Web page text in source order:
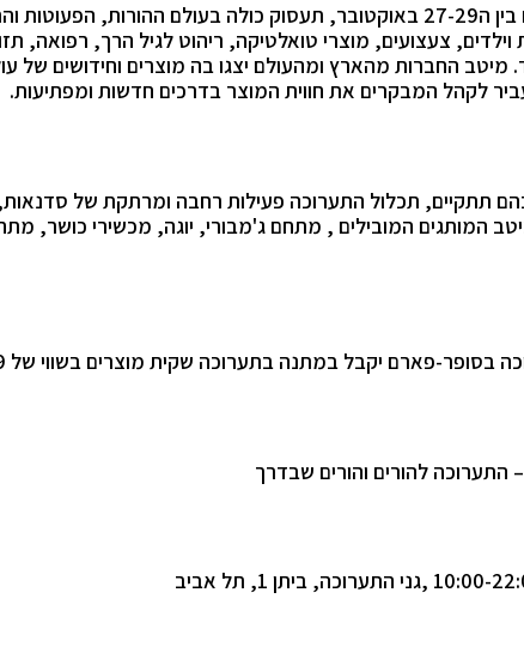
התערוכה אשר תתקיים בין ה27-29 באוקטובר, תעסוק כולה בעולם ההורות,
וילדים, צעצועים, מוצרי טואלטיקה, ריהוט לגיל הרך, רפואה,
מיטב החברות מהארץ ומהעולם יצגו בה מוצרים וחידושים של
לקהל המבקרים את חווית המוצר בדרכים חדשות ומפתיעות.
תתקיים, תכלול התערוכה פעילות רחבה ומרתקת של
המותגים המובילים , מתחם ג'מבורי, יוגה, מכשירי כושר,
בסופר-פארם יקבל במתנה בתערוכה שקית מוצרים בשווי של 79 ₪ .
– התערוכה להורים והורים שבדרך